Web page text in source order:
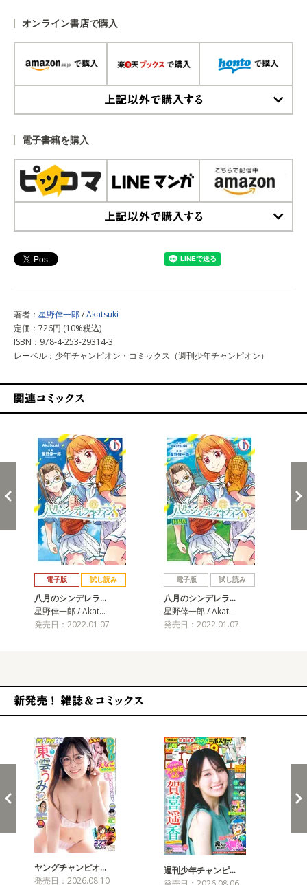
オンライン書店で購入
電子書籍を購入
著者： 星野倖一郎/Akatsuki
定価：726円 (10%税込)
ISBN：978-4-253-29314-3
レーベル：少年チャンピオン・コミックス（週刊少年チャンピオン）
電子版 試し読み
八月のシンデレラ…
星野倖一郎 / Akat…
発売日：2022.01.07
電子版 試し読み
八月のシンデレラ…
星野倖一郎 / Akat…
発売日：2022.01.07
ヤングチャンピオ…
発売日：2026.08.10
週刊少年チャンピ…